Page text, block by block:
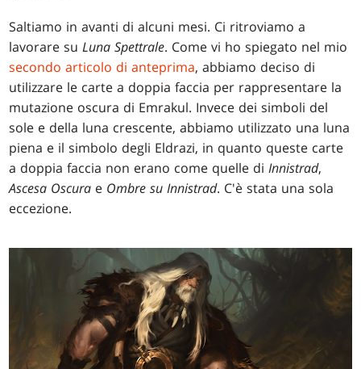
Saltiamo in avanti di alcuni mesi. Ci ritroviamo a
lavorare suLuna Spettrale. Come vi ho spiegato nel mio
secondo articolo di anteprima, abbiamo deciso di
utilizzare le carte a doppia faccia per rappresentare la
mutazione oscura di Emrakul. Invece dei simboli del
sole e della luna crescente, abbiamo utilizzato una luna
piena e il simbolo degli Eldrazi, in quanto queste carte
a doppia faccia non erano come quelle diInnistrad,
Ascesa Oscura e Ombre su Innistrad. C'è stata una sola
eccezione.